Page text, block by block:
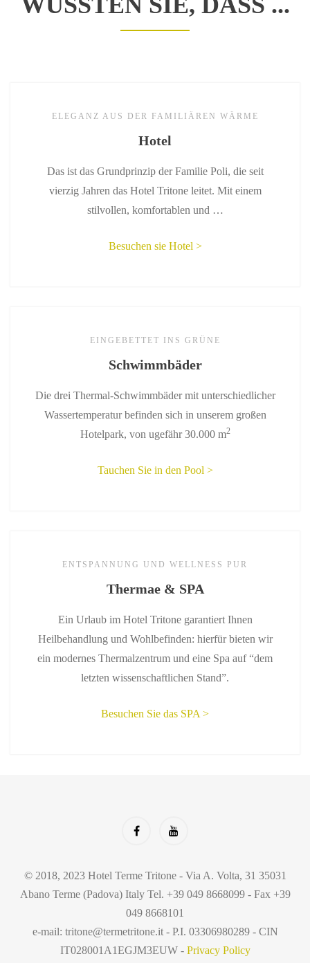
ELEGANZ AUS DER FAMILIÄREN WÄRME
Hotel
Das ist das Grundprinzip der Familie Poli, die seit
vierzig Jahren das Hotel Tritone leitet. Mit einem
stilvollen, komfortablen und …
Besuchen sie Hotel >
EINGEBETTET INS GRÜNE
Schwimmbäder
Die drei Thermal-Schwimmbäder mit unterschiedlicher
Wassertemperatur befinden sich in unserem großen
Hotelpark, von ugefähr 30.000 m2
Tauchen Sie in den Pool >
ENTSPANNUNG UND WELLNESS PUR
Thermae & SPA
Ein Urlaub im Hotel Tritone garantiert Ihnen
Heilbehandlung und Wohlbefinden: hierfür bieten wir
ein modernes Thermalzentrum und eine Spa auf “dem
letzten wissenschaftlichen Stand”.
Besuchen Sie das SPA >
© 2018, 2023 Hotel Terme Tritone - Via A. Volta, 31 35031
Abano Terme (Padova) Italy Tel. +39 049 8668099 - Fax +39
049 8668101
e-mail: tritone@termetritone.it - P.I. 03306980289 - CIN
IT028001A1EGJM3EUW - Privacy Policy